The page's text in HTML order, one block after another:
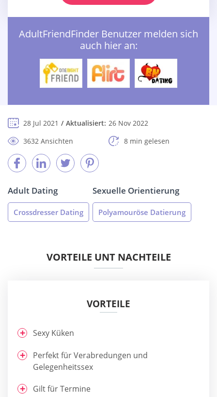
AdultFriendFinder Benutzer melden sich
auch hier an:
28 Jul 2021 Aktualisiert: 26 Nov 2022
3632 Ansichten
8 min gelesen
Adult Dating
Crossdresser Dating
Sexuelle Orientierung
Polyamouröse Datierung
VORTEILE UNT NACHTEILE
VORTEILE
Sexy Küken
Perfekt für Verabredungen und
Gelegenheitssex
Gilt für Termine